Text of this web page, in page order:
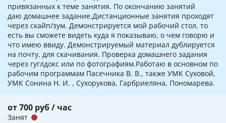
привязанных к теме занятия. По окончанию занятий
даю домашнее задание.Дистанционные занятия проходят
через скайп/зум. Демонстрируется мой рабочий стол, то
есть вы сможете видеть куда я показываю, о чем говорю и
что имею ввиду. Демонстрируемый материал дублируется
на почту, для скачивания. Проверка домашнего задания
через гуглдокс или по фотографиям.Работаю в основном по
рабочим программам Пасечника В. В., также УМК Суховой,
УМК Сонина Н. И. , Сухорукова, Гарбриеляна, Пономарева.
от 700 руб / час
Занят